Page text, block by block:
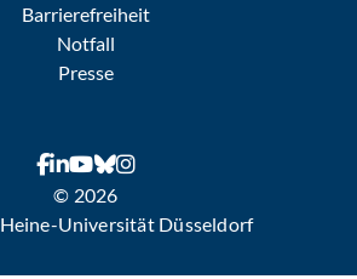
Barrierefreiheit
Notfall
Presse
© 2026
Universität Düsseldorf